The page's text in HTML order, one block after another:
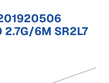
6M SR2L7